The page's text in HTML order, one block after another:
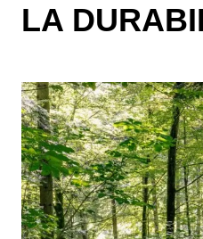
LA